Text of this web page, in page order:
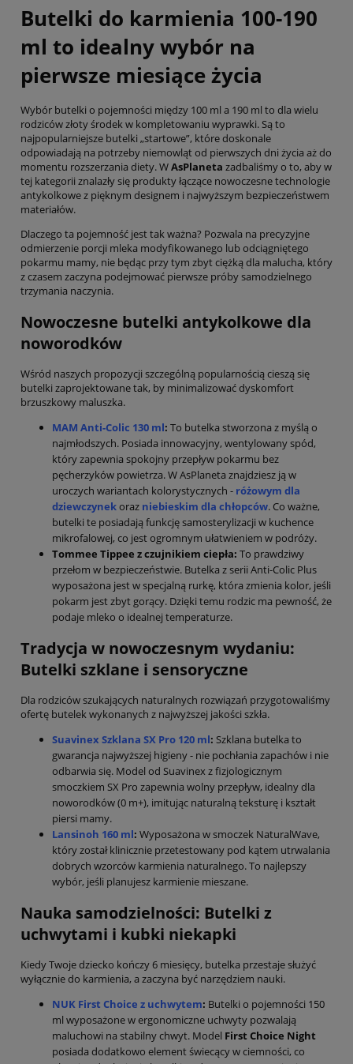
Butelki do karmienia 100-190
ml to idealny wybór na
pierwsze miesiące życia
Wybór butelki o pojemności między 100 ml a 190 ml to dla wielu
rodziców złoty środek w kompletowaniu wyprawki. Są to
najpopularniejsze butelki „startowe”, które doskonale
odpowiadają na potrzeby niemowląt od pierwszych dni życia aż do
momentu rozszerzania diety. WAsPlaneta zadbaliśmy o to, aby w
tej kategorii znalazły się produkty łączące nowoczesne technologie
antykolkowe z pięknym designem i najwyższym bezpieczeństwem
materiałów.
Dlaczego ta pojemność jest tak ważna? Pozwala na precyzyjne
odmierzenie porcji mleka modyfikowanego lub odciągniętego
pokarmu mamy, nie będąc przy tym zbyt ciężką dla malucha, który
z czasem zaczyna podejmować pierwsze próby samodzielnego
trzymania naczynia.
Nowoczesne butelki antykolkowe dla
noworodków
Wśród naszych propozycji szczególną popularnością cieszą się
butelki zaprojektowane tak, by minimalizować dyskomfort
brzuszkowy maluszka.
MAM Anti-Colic 130 ml: To butelka stworzona z myślą o
najmłodszych. Posiada innowacyjny, wentylowany spód,
który zapewnia spokojny przepływ pokarmu bez
pęcherzyków powietrza. W AsPlaneta znajdziesz ją w
uroczych wariantach kolorystycznych - różowym dla
dziewczynekoraz niebieskim dla chłopców. Co ważne,
butelki te posiadają funkcję samosterylizacji w kuchence
mikrofalowej, co jest ogromnym ułatwieniem w podróży.
Tommee Tippee z czujnikiem ciepła: To prawdziwy
przełom w bezpieczeństwie. Butelka z serii Anti-Colic Plus
wyposażona jest w specjalną rurkę, która zmienia kolor, jeśli
pokarm jest zbyt gorący. Dzięki temu rodzic ma pewność, że
podaje mleko o idealnej temperaturze.
Tradycja w nowoczesnym wydaniu:
Butelki szklane i sensoryczne
Dla rodziców szukających naturalnych rozwiązań przygotowaliśmy
ofertę butelek wykonanych z najwyższej jakości szkła.
Suavinex Szklana SX Pro 120 ml: Szklana butelka to
gwarancja najwyższej higieny - nie pochłania zapachów i nie
odbarwia się. Model od Suavinex z fizjologicznym
smoczkiem SX Pro zapewnia wolny przepływ, idealny dla
noworodków (0 m+), imitując naturalną teksturę i kształt
piersi mamy.
Lansinoh 160 ml: Wyposażona w smoczek NaturalWave,
który został klinicznie przetestowany pod kątem utrwalania
dobrych wzorców karmienia naturalnego. To najlepszy
wybór, jeśli planujesz karmienie mieszane.
Nauka samodzielności: Butelki z
uchwytami i kubki niekapki
Kiedy Twoje dziecko kończy 6 miesięcy, butelka przestaje służyć
wyłącznie do karmienia, a zaczyna być narzędziem nauki.
NUK First Choice z uchwytem: Butelki o pojemności 150
ml wyposażone w ergonomiczne uchwyty pozwalają
maluchowi na stabilny chwyt. Model First Choice Night
posiada dodatkowo element świecący w ciemności, co